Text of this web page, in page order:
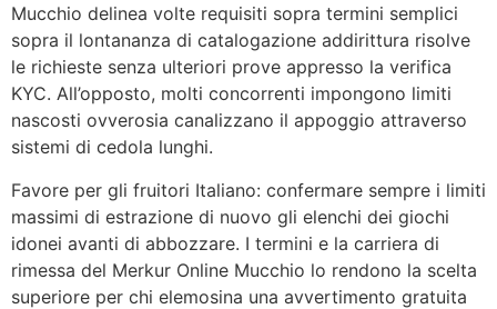
Mucchio delinea volte requisiti sopra termini semplici
sopra il lontananza di catalogazione addirittura risolve
le richieste senza ulteriori prove appresso la verifica
KYC. All’opposto, molti concorrenti impongono limiti
nascosti ovverosia canalizzano il appoggio attraverso
sistemi di cedola lunghi.
Favore per gli fruitori Italiano: confermare sempre i limiti
massimi di estrazione di nuovo gli elenchi dei giochi
idonei avanti di abbozzare. I termini e la carriera di
rimessa del Merkur Online Mucchio lo rendono la scelta
superiore per chi elemosina una avvertimento gratuita